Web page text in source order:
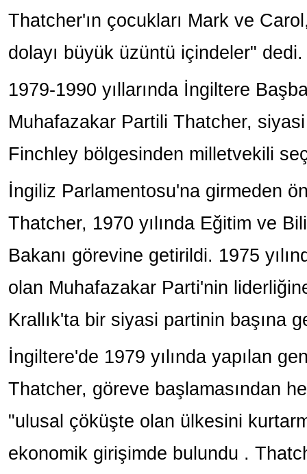
Thatcher'ın çocukları Mark ve
dolayı büyük üzüntü içindeler" dedi.
1979-1990 yıllarında İngiltere
Muhafazakar Partili Thatcher, siyasi
Finchley bölgesinden milletvekili
İngiliz Parlamentosu'na girmeden
Thatcher, 1970 yılında Eğitim ve
Bakanı görevine getirildi. 1975
olan Muhafazakar Parti'nin
Krallık'ta bir siyasi partinin başına
İngiltere'de 1979 yılında yapılan
Thatcher, göreve başlamasından
"ulusal çöküşte olan ülkesini
ekonomik girişimde bulundu .